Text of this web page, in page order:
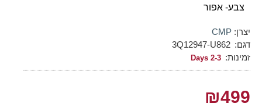
צבע- אפור
יצרן: CMP
דגם: 3Q12947-U862
זמינות: 2-3 Days
₪499